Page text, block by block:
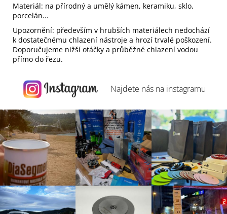
Materiál: na přírodný a umělý kámen, keramiku, sklo,
porcelán...
Upozornění: především v hrubších materiálech nedochází
k dostatečnému chlazení nástroje a hrozí trvalé poškození.
Doporučujeme nižší otáčky a průběžné chlazení vodou
přímo do řezu.
Najdete nás na instagramu